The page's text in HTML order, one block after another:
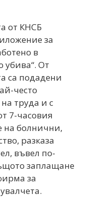
от КНСБ
за
в
убива“. От
са подадени
често
труда и с
7-часовия
на болнични,
разказа
въвел по-
заплащане
за